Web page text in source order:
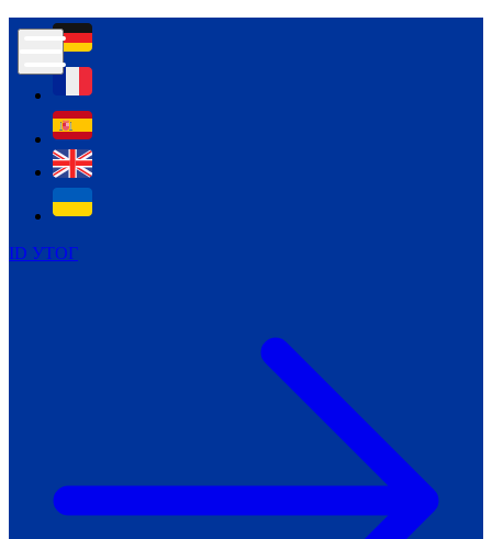
ID УТОГ
Контур психологічної безпеки глухих
Всеукраїнський пісенний
челендж «Україно, ти є!»
Молодіжний челендж «Жестова
мова для мене – це…»
Репортажі спеціальних та
інклюзивних начальних закладів
України
Як приклад стійкості спільноти